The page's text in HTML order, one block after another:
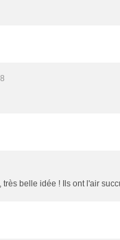
belle idée ! Ils ont l'air